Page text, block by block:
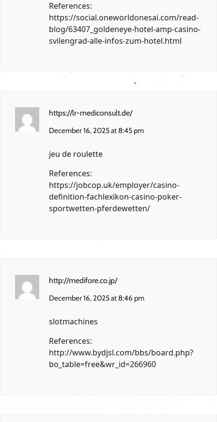
References:
https://social.oneworldonesai.com/read-
blog/63407_goldeneye-hotel-amp-casino-
svilengrad-alle-infos-zum-hotel.html
https://lr-mediconsult.de/
December 16, 2025 at 8:45 pm
jeu de roulette
References:
https://jobcop.uk/employer/casino-
definition-fachlexikon-casino-poker-
sportwetten-pferdewetten/
http://medifore.co.jp/
December 16, 2025 at 8:46 pm
slotmachines
References:
http://www.bydjsl.com/bbs/board.php?
bo_table=free&wr_id=266960